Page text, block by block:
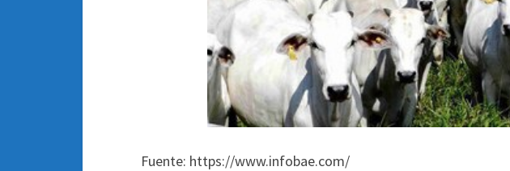
Fuente: https://www.infobae.com/